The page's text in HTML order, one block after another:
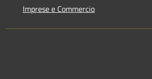
Imprese e Commercio